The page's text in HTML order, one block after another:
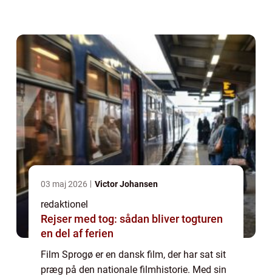
03 maj 2026 Victor Johansen
redaktionel
Rejser med tog: sådan bliver togturen
en del af ferien
Film Sprogø er en dansk film, der har sat sit
præg på den nationale filmhistorie. Med sin